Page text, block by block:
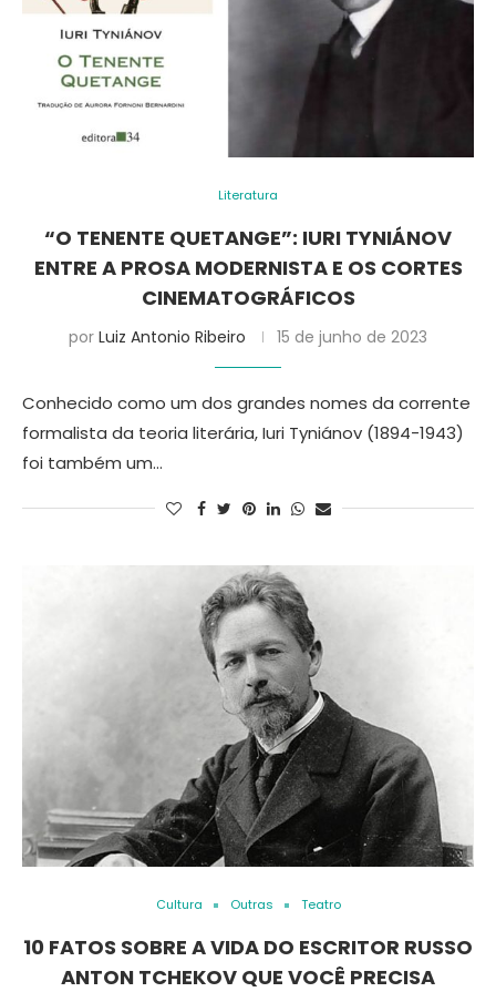
Literatura
“O TENENTE QUETANGE”: IURI TYNIÁNOV
ENTRE A PROSA MODERNISTA E OS CORTES
CINEMATOGRÁFICOS
por Luiz Antonio Ribeiro 15 de junho de 2023
Conhecido como um dos grandes nomes da corrente
formalista da teoria literária, Iuri Tyniánov (1894-1943)
foi também um…
Cultura Outras Teatro
10 FATOS SOBRE A VIDA DO ESCRITOR RUSSO
ANTON TCHEKOV QUE VOCÊ PRECISA